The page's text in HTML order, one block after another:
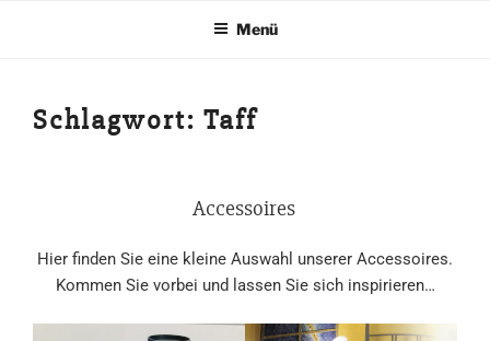
Menü
Schlagwort: Taff
Accessoires
Hier finden Sie eine kleine Auswahl unserer Accessoires.
Kommen Sie vorbei und lassen Sie sich inspirieren…